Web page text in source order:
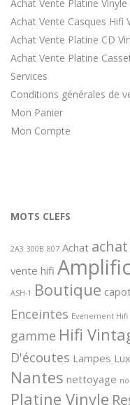
Achat Vente Platine
Achat Vente Casques Hifi
Achat Vente Platine CD
Achat Vente Platine
Services
Conditions générales de
Mon Panier
Mon Compte
MOTS CLEFS
2A3 300B 807 Achat
vente hifi
ASH-1 Boutique
Enceintes Evenement Hifi
gamme Hifi
D'écoutes Lampes
Nantes nettoyage
Platine Vinyle